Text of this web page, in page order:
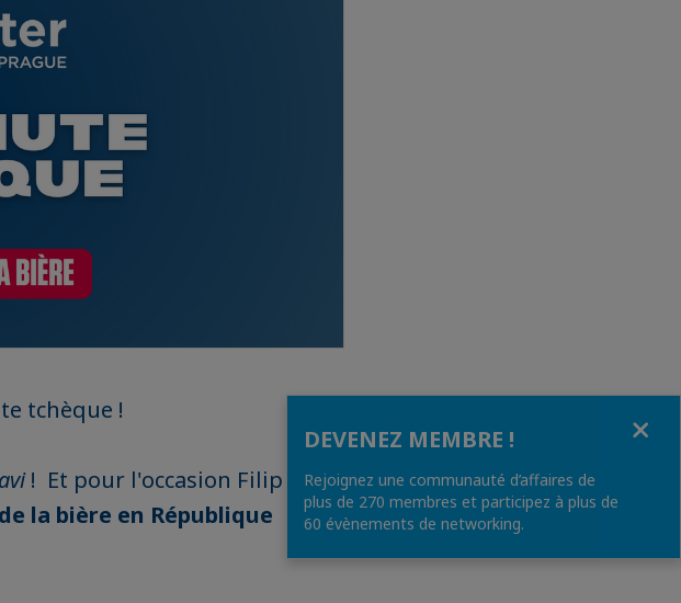
tchèque !
! Et pour l'occasion Filip
la bière en République
DEVENEZ MEMBRE !
Rejoignez une communauté d’affaires de
plus de 270 membres et participez à plus de
60 évènements de networking.